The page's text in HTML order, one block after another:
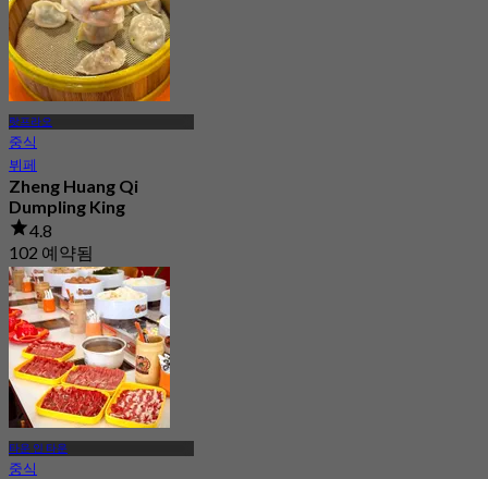
랏프라오
중식
뷔페
Zheng Huang Qi
Dumpling King
4.8
102 예약됨
에서฿ 129
타운 인 타운
중식